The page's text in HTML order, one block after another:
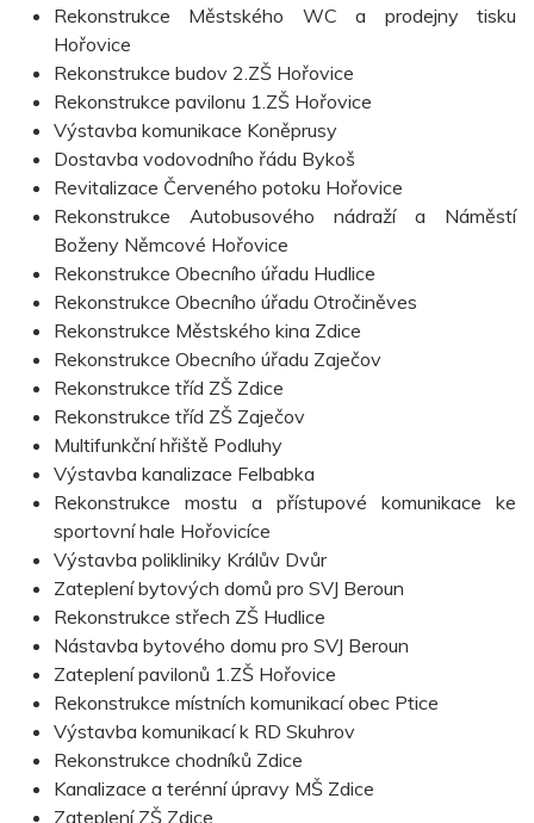
Rekonstrukce Městského WC a prodejny tisku
Hořovice
Rekonstrukce budov 2.ZŠ Hořovice
Rekonstrukce pavilonu 1.ZŠ Hořovice
Výstavba komunikace Koněprusy
Dostavba vodovodního řádu Bykoš
Revitalizace Červeného potoku Hořovice
Rekonstrukce Autobusového nádraží a Náměstí
Boženy Němcové Hořovice
Rekonstrukce Obecního úřadu Hudlice
Rekonstrukce Obecního úřadu Otročiněves
Rekonstrukce Městského kina Zdice
Rekonstrukce Obecního úřadu Zaječov
Rekonstrukce tříd ZŠ Zdice
Rekonstrukce tříd ZŠ Zaječov
Multifunkční hřiště Podluhy
Výstavba kanalizace Felbabka
Rekonstrukce mostu a přístupové komunikace ke
sportovní hale Hořovicíce
Výstavba polikliniky Králův Dvůr
Zateplení bytových domů pro SVJ Beroun
Rekonstrukce střech ZŠ Hudlice
Nástavba bytového domu pro SVJ Beroun
Zateplení pavilonů 1.ZŠ Hořovice
Rekonstrukce místních komunikací obec Ptice
Výstavba komunikací k RD Skuhrov
Rekonstrukce chodníků Zdice
Kanalizace a terénní úpravy MŠ Zdice
Zateplení ZŠ Zdice